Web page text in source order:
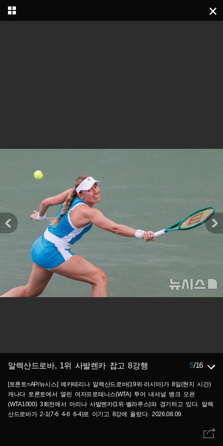
알렉산드로바, 1위 사발렌카 잡고 8강행 5/16
[토론토=AP/뉴시스] 예카테리나 알렉산드로바(19위·러시아)가 8일(현지 시간)
캐나다 토론토에서 열린 여자프로테니스(WTA) 투어 내셔널 뱅크 오픈
(WTA1000) 3회전에서 아리나 사발렌카(1위·벨라루스)와 경기하고 있다. 알렉
산드로바가 2-1(7-6 4-6 6-4)로 이기고 8강에 올랐다. 2026.08.09.